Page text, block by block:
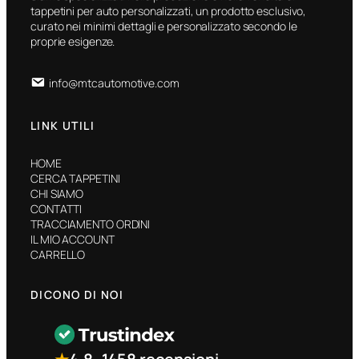
tappetini per auto personalizzati, un prodotto esclusivo,
curato nei minimi dettagli e personalizzato secondo le
proprie esigenze.
info@mtcautomotive.com
LINK UTILI
HOME
CERCA TAPPETINI
CHI SIAMO
CONTATTI
TRACCIAMENTO ORDINI
IL MIO ACCOUNT
CARRELLO
DICONO DI NOI